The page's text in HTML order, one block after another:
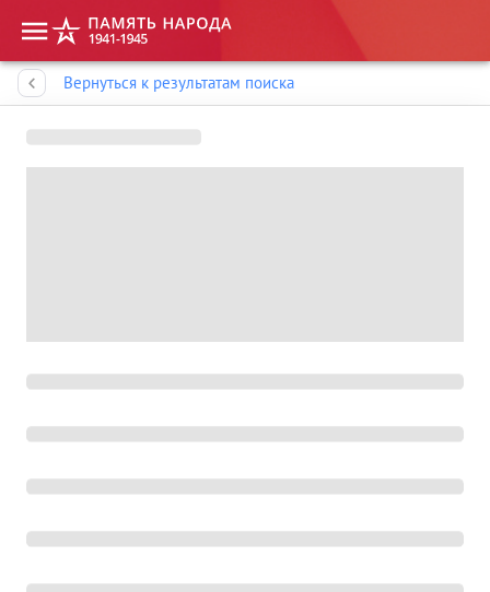
Вернуться к результатам поиска
Память народа